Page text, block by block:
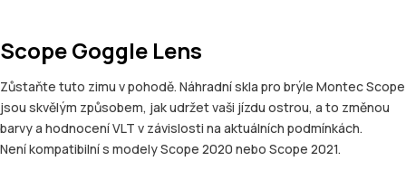
Scope Goggle Lens
Zůstaňte tuto zimu v pohodě. Náhradní skla pro brýle Montec Scope
jsou skvělým způsobem, jak udržet vaši jízdu ostrou, a to změnou
barvy a hodnocení VLT v závislosti na aktuálních podmínkách.
Není kompatibilní s modely Scope 2020 nebo Scope 2021.